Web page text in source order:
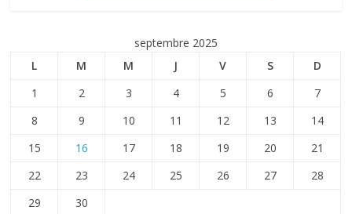
septembre 2025
L
M M J V S
D
1
2 3 4 5 6
7
8
9 10 11 12 13
14
15
16 17 18 19 20
21
22
23 24 25 26 27
28
29
30